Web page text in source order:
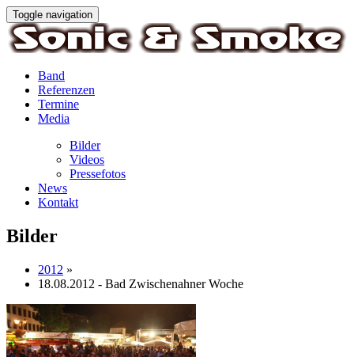
Toggle navigation
Band
Referenzen
Termine
Media
Bilder
Videos
Pressefotos
News
Kontakt
Bilder
2012 »
18.08.2012 - Bad Zwischenahner Woche